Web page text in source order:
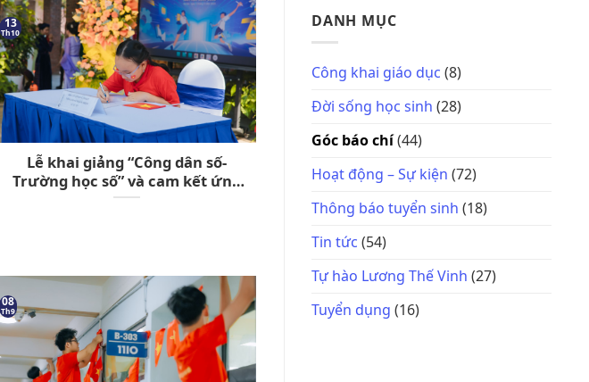
Lễ khai giảng “Công dân số-
Trường học số” và cam kết ứng
xử văn minh trên không gian
13
Th10
08
Th9
DANH MỤC
Công khai giáo dục (8)
Đời sống học sinh (28)
Góc báo chí(44)
Hoạt động – Sự kiện (72)
Thông báo tuyển sinh (18)
Tin tức (54)
Tự hào Lương Thế Vinh (27)
Tuyển dụng (16)